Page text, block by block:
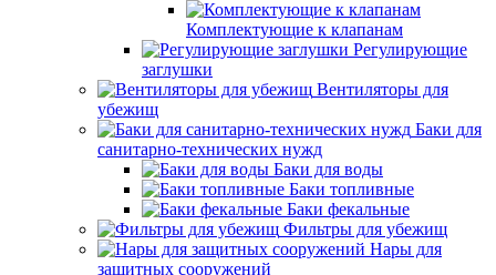
Комплектующие к клапанам
Регулирующие
заглушки
Вентиляторы для
убежищ
Баки для
санитарно-технических нужд
Баки для воды
Баки топливные
Баки фекальные
Фильтры для убежищ
Нары для
защитных сооружений